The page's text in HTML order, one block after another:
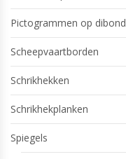
Pictogrammen op dibond
Scheepvaartborden
Schrikhekken
Schrikhekplanken
Spiegels